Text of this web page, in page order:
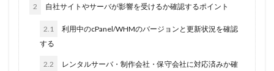
2 自社サイトやサーバが影響を受けるか確認するポイント
2.1
利用中のcPanel/WHMのバージョンと更新状況を確認
する
2.2
レンタルサーバ・制作会社・保守会社に対応済みか確